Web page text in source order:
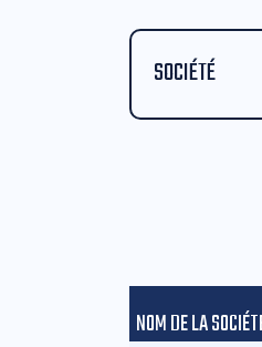
SOCIÉTÉ
NOM DE LA